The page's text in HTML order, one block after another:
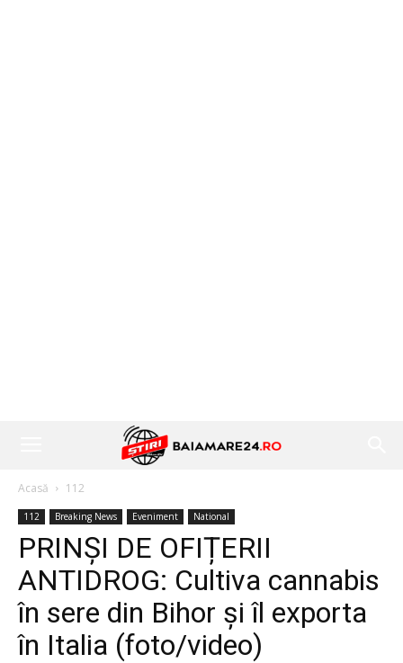
Acasă 112
112 Breaking News Eveniment National
PRINȘI DE OFIȚERII
ANTIDROG: Cultiva cannabis
în sere din Bihor și îl exporta
în Italia (foto/video)